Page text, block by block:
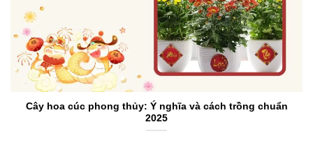
Cây hoa cúc phong thủy: Ý nghĩa và cách trồng chuẩn
2025